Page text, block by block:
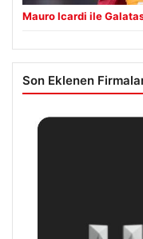
Mauro Icardi ile
Son Eklenen